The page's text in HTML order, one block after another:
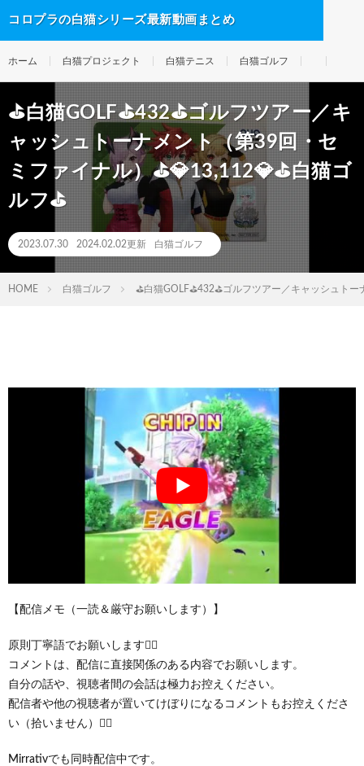
コロプラの白猫シリーズ最新動画まとめ
ホーム 白猫プロジェクト 白猫テニス 白猫ゴルフ
⛳白猫GOLF⛳432⛳ゴルフツアー／キ
ャッシュトーナメント（第39回・セ
ミファイナル）⛳💎13,112💎⛳白猫ゴ
ルフ⛳
2023.07.30 2024.02.02更新 白猫ゴルフ
HOME 白猫ゴルフ ⛳白猫GOLF⛳432⛳ゴルフツアー／キャッシュト
【配信メモ（一読＆厳守お願いします）】
原則丁寧語でお願いします🙇‍♂️
コメントは、配信に直接関係のある内容でお願いします。
自分の話や、視聴者間の会話は極力お控えください。
配信者や他の視聴者が置いてけぼりになるコメントもお控えくださ
い（拾いません）🙇‍♂️
Mirrativでも同時配信中です。